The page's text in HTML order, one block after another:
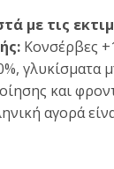
με τις
Κονσέρβες
γλυκίσματα
και
αγορά